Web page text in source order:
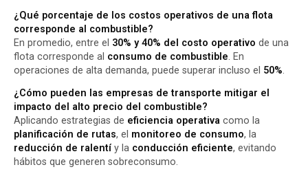
¿Qué porcentaje de los costos operativos de una flota
corresponde al combustible?
En promedio, entre el 30% y 40% del costo operativo de una
flota corresponde al consumo de combustible. En
operaciones de alta demanda, puede superar incluso el 50%.
¿Cómo pueden las empresas de transporte mitigar el
impacto del alto precio del combustible?
Aplicando estrategias de eficiencia operativa como la
planificación de rutas, el monitoreo de consumo, la
reducción de ralentíy la conducción eficiente, evitando
hábitos que generen sobreconsumo.